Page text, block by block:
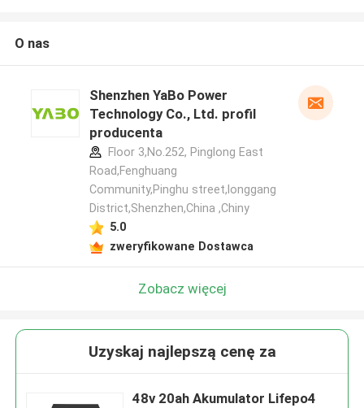
O nas
Shenzhen YaBo Power
Technology Co., Ltd. profil
producenta
Floor 3,No.252, Pinglong East
Road,Fenghuang
Community,Pinghu street,longgang
District,Shenzhen,China ,Chiny
5.0
zweryfikowane Dostawca
Zobacz więcej
Uzyskaj najlepszą cenę za
48v 20ah Akumulator Lifepo4